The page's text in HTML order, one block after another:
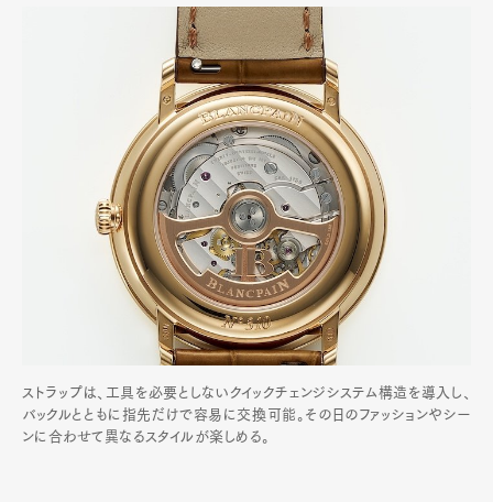
ストラップは、工具を必要としないクイックチェンジシステム構造を導入し、
バックルとともに指先だけで容易に交換可能。その日のファッションやシー
ンに合わせて異なるスタイルが楽しめる。